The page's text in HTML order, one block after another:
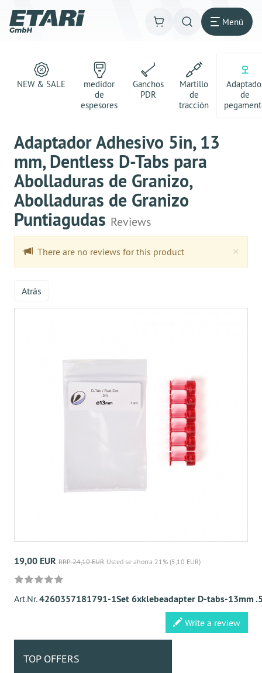
Menú
NEW & SALE
medidor
de
espesores
Ganchos
PDR
Martillo
de
tracción
de
Adaptador Adhesivo 5in, 13
mm, Dentless D-Tabs para
Abolladuras de Granizo,
Abolladuras de Granizo
Puntiagudas Reviews
×
There are no reviews for this product
Atrás
19,00 EUR RRP 24,10 EUR Usted se ahorra 21% (5,10 EUR)
Art.Nr.4260357181791-1Set 6xklebeadapter D-tabs-13mm
Write a review
TOP OFFERS